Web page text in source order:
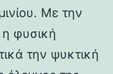
Με την
φυσική
την ψυκτική